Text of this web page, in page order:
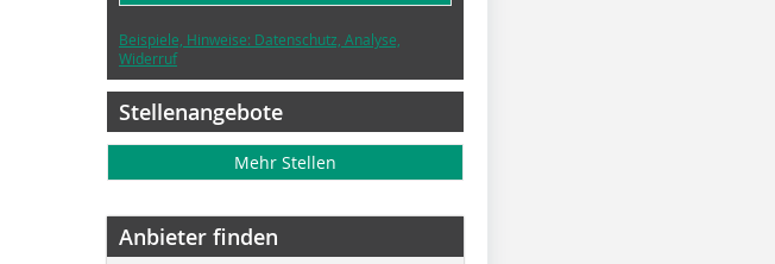
Beispiele, Hinweise: Datenschutz, Analyse,
Widerruf
Stellenangebote
Mehr Stellen
Anbieter finden